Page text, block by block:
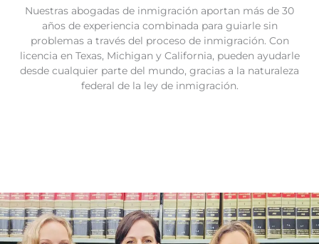
Nuestras abogadas de inmigración aportan más de 30
años de experiencia combinada para guiarle sin
problemas a través del proceso de inmigración. Con
licencia en Texas, Michigan y California, pueden ayudarle
desde cualquier parte del mundo, gracias a la naturaleza
federal de la ley de inmigración.